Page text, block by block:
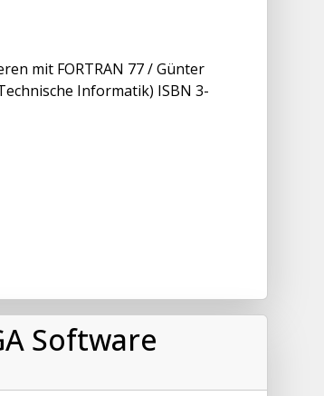
mit FORTRAN 77 / Günter
Informatik) ISBN 3-
Software